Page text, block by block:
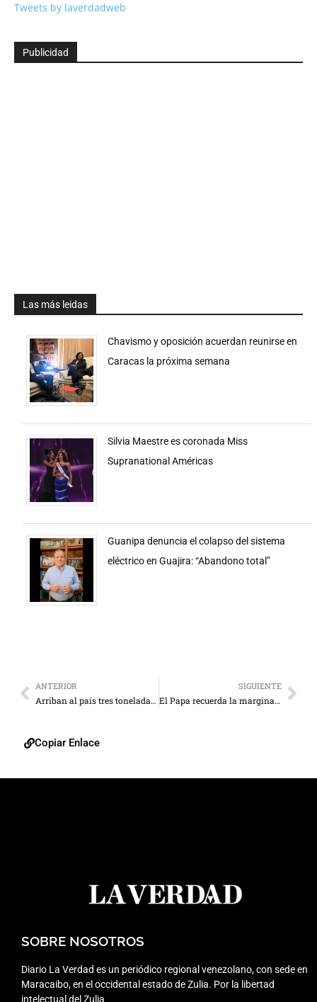
Tweets by laverdadweb
Publicidad
Las más leidas
Chavismo y oposición acuerdan reunirse en
Caracas la próxima semana
Silvia Maestre es coronada Miss
Supranational Américas
Guanipa denuncia el colapso del sistema
eléctrico en Guajira: “Abandono total”
ANTERIOR
Arriban al país tres toneladas de insumos y equipos médicos
SIGUIENTE
El Papa recuerda la marginación de indígenas en Latinoamérica
Copiar Enlace
SOBRE NOSOTROS
Diario La Verdad es un periódico regional venezolano, con sede en
Maracaibo, en el occidental estado de Zulia. Por la libertad
intelectual del Zulia